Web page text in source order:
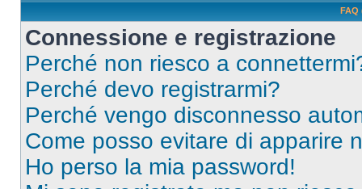
FAQ
Connessione e registrazione
Perché non riesco a
Perché devo registrarmi?
Perché vengo disconnesso
Come posso evitare di apparire
Ho perso la mia password!